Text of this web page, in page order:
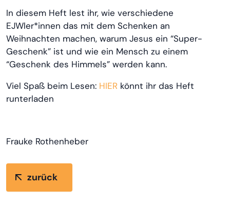
In diesem Heft lest ihr, wie verschiedene
EJWler*innen das mit dem Schenken an
Weihnachten machen, warum Jesus ein “Super-
Geschenk” ist und wie ein Mensch zu einem
“Geschenk des Himmels” werden kann.
Viel Spaß beim Lesen: HIER könnt ihr das Heft
runterladen
Frauke Rothenheber
zurück